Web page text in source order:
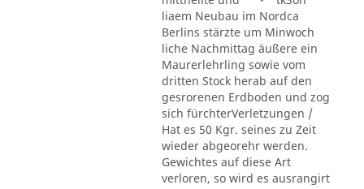
liaem Neubau im Nordca
Berlins stärzte um Minwoch
liche Nachmittag äußere ein
Maurerlehrling sowie vom
dritten Stock herab auf den
gesrorenen Erdboden und zog
sich fürchterVerletzungen /
Hat es 50 Kgr. seines zu Zeit
wieder abgeorehr werden.
Gewichtes auf diese Art
verloren, so wird es ausrangirt